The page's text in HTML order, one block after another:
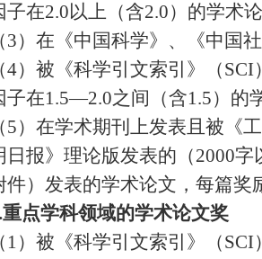
子在2.0以上（含2.0）的学术
3）在《中国科学》、《中国
4）被《科学引文索引》（SCI
子在1.5—2.0之间（含1.5）的
5）在学术期刊上发表且被《
日报》理论版发表的（2000字
件）发表的学术论文，每篇奖
重点学科领域的学术论文奖
1）被《科学引文索引》（SCI